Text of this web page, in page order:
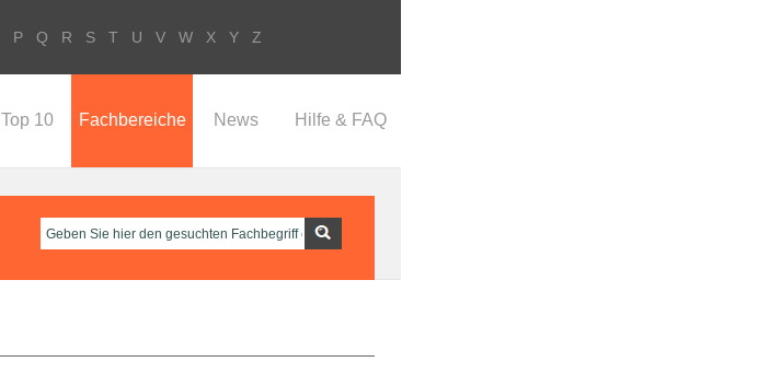
P Q R S T U V W X Y Z
Top 10 Fachbereiche News Hilfe & FAQ